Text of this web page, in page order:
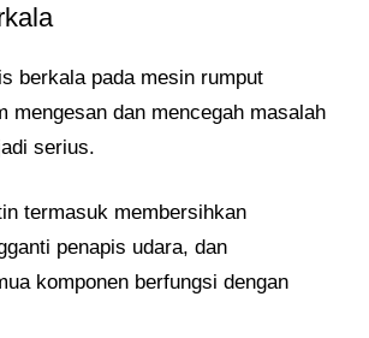
berkala pada mesin rumput
mengesan dan mencegah masalah
serius.
termasuk membersihkan
penapis udara, dan
komponen berfungsi dengan